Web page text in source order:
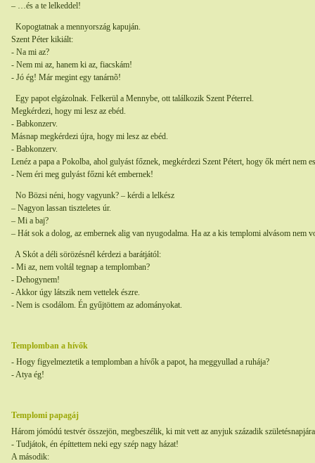
– …és a te lelkeddel!
Kopogtatnak a mennyország kapuján.
Szent Péter kikiált:
- Na mi az?
- Nem mi az, hanem ki az, fiacskám!
- Jó ég! Már megint egy tanárnõ!
Egy papot elgázolnak. Felkerül a Mennybe, ott találkozik Szent Péterrel.
Megkérdezi, hogy mi lesz az ebéd.
- Babkonzerv.
Másnap megkérdezi újra, hogy mi lesz az ebéd.
- Babkonzerv.
Lenéz a papa a Pokolba, ahol gulyást főznek, megkérdezi Szent Pétert, hogy ők mért nem
- Nem éri meg gulyást főzni két embernek!
No Bözsi néni, hogy vagyunk? – kérdi a lelkész
– Nagyon lassan tiszteletes úr.
– Mi a baj?
– Hát sok a dolog, az embernek alig van nyugodalma. Ha az a kis templomi alvásom nem
A Skót a déli sörözésnél kérdezi a barátjától:
- Mi az, nem voltál tegnap a templomban?
- Dehogynem!
- Akkor úgy látszik nem vettelek észre.
- Nem is csodálom. Én gyűjtöttem az adományokat.
Templomban a hívők
- Hogy figyelmeztetik a templomban a hívők a papot, ha meggyullad a ruhája?
- Atya ég!
Templomi papagáj
Három jómódú testvér összejön, megbeszélik, ki mit vett az anyjuk századik
- Tudjátok, én építtettem neki egy szép nagy házat!
A második: